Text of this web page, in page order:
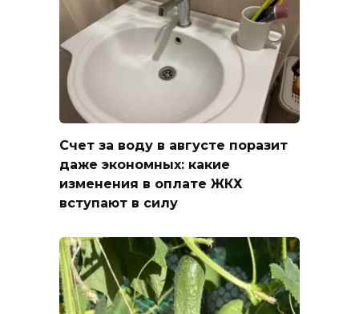
Счет за воду в августе поразит
даже экономных: какие
изменения в оплате ЖКХ
вступают в силу